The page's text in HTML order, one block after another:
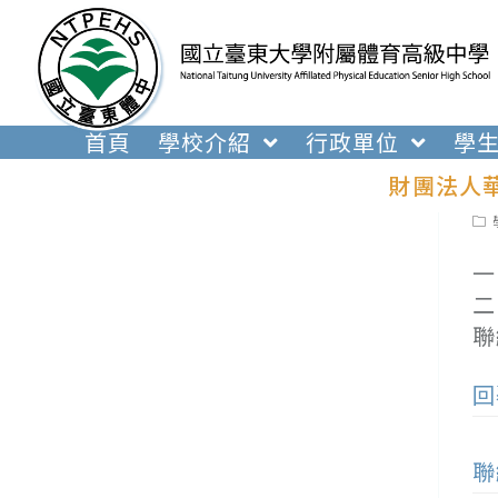
內
首頁 學校介紹 行政單位 學
財團法人